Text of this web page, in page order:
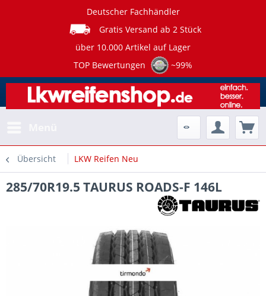
Deutscher Fachhändler
Gratis Versand ab 2 Stück
über 10.000 Artikel auf Lager
TOP Bewertungen
~99%
Übersicht LKW Reifen Neu
285/70R19.5 TAURUS ROADS-F 146L